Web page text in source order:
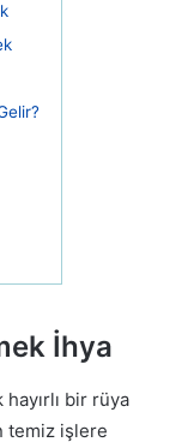
İhya
bir rüya
temiz işlere